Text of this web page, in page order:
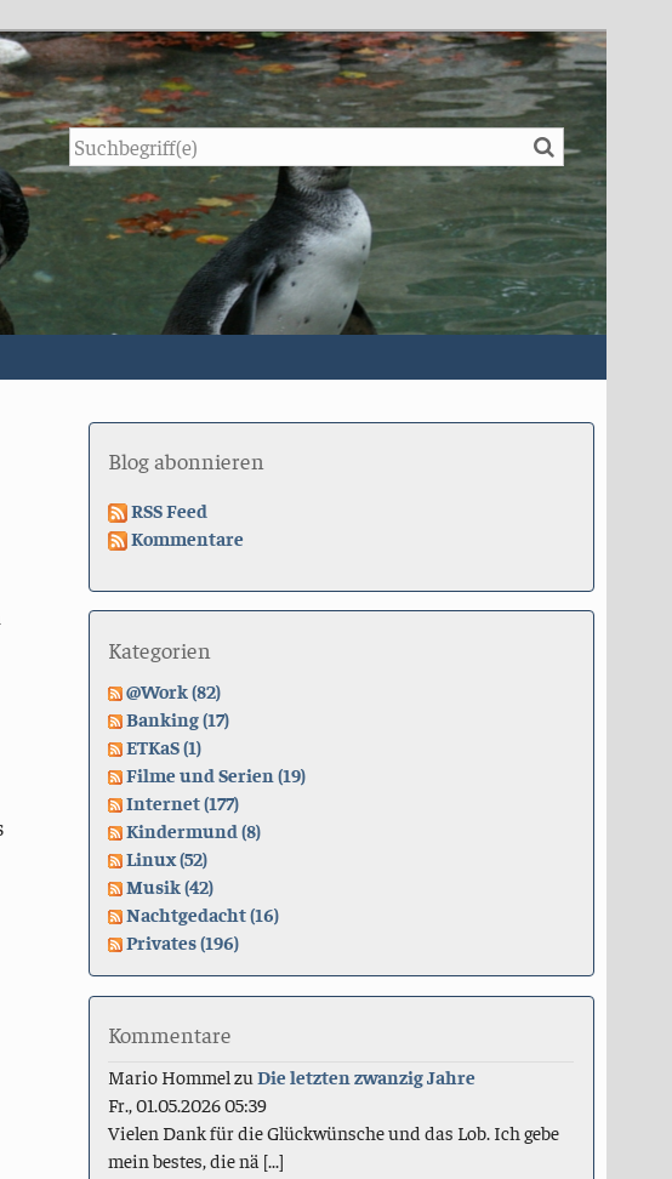
Suche
Blog abonnieren
RSS Feed
Kommentare
Kategorien
@Work (82)
Banking (17)
ETKaS (1)
Filme und Serien (19)
Internet (177)
Kindermund (8)
Linux (52)
Musik (42)
Nachtgedacht (16)
Privates (196)
Kommentare
Mario Hommel zuDie letzten zwanzig Jahre
Fr., 01.05.2026 05:39
Vielen Dank für die Glückwünsche und das Lob. Ich gebe
mein bestes, die nä [...]